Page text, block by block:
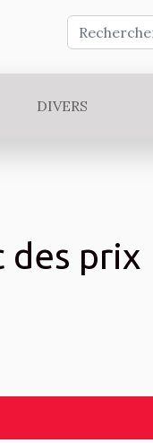
DIVERS
des prix